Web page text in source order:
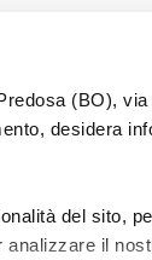
(BO),
desidera
del sito,
il